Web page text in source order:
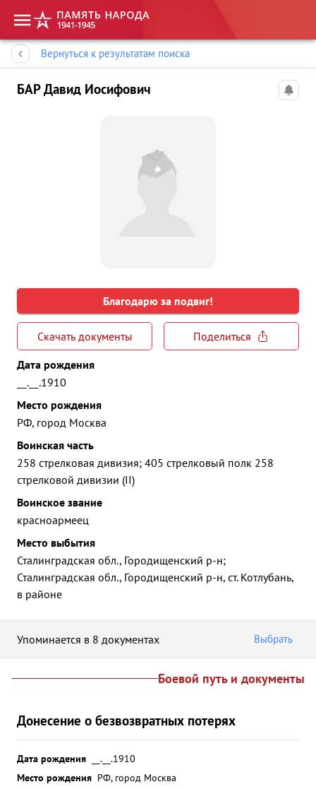
Вернуться к результатам поиска
БАР Давид Иосифович
Благодарю за подвиг!
Скачать документы
Поделиться
Дата рождения
__.__.1910
Место рождения
РФ, город Москва
Воинская часть
258 стрелковая дивизия; 405 стрелковый полк 258
стрелковой дивизии (II)
Воинское звание
красноармеец
Место выбытия
Сталинградская обл., Городищенский р-н;
Сталинградская обл., Городищенский р-н, ст. Котлубань,
в районе
Упоминается в 8 документах Выбрать
Боевой путь и документы
Донесение о безвозвратных потерях
Дата рождения
__.__.1910
Место рождения РФ, город Москва
Память народа